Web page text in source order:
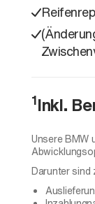
1Inkl.
Unsere BMW
Darunter sind